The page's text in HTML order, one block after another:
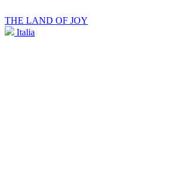
THE LAND OF JOY
Italia